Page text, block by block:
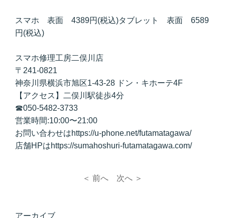
スマホ 表面 4389円(税込)タブレット 表面 6589
円(税込)
スマホ修理工房二俣川店
〒241-0821
神奈川県横浜市旭区1-43-28 ドン・キホーテ4F
【アクセス】二俣川駅徒歩4分
☎050-5482-3733
営業時間:10:00〜21:00
お問い合わせはhttps://u-phone.net/futamatagawa/
店舗HPはhttps://sumahoshuri-futamatagawa.com/
＜ 前へ 次へ ＞
アーカイブ